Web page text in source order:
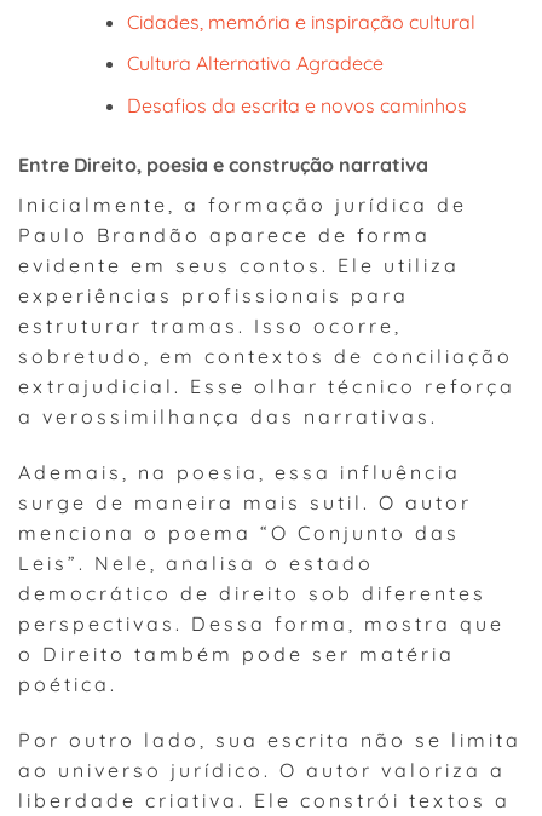
Cidades, memória e inspiração cultural
Cultura Alternativa Agradece
Desafios da escrita e novos caminhos
Entre Direito, poesia e construção narrativa
Inicialmente, a formação jurídica de
Paulo Brandão aparece de forma
evidente em seus contos. Ele utiliza
experiências profissionais para
estruturar tramas. Isso ocorre,
sobretudo, em contextos de conciliação
extrajudicial. Esse olhar técnico reforça
a verossimilhança das narrativas.
Ademais, na poesia, essa influência
surge de maneira mais sutil. O autor
menciona o poema “O Conjunto das
Leis”. Nele, analisa o estado
democrático de direito sob diferentes
perspectivas. Dessa forma, mostra que
o Direito também pode ser matéria
poética.
Por outro lado, sua escrita não se limita
ao universo jurídico. O autor valoriza a
liberdade criativa. Ele constrói textos a